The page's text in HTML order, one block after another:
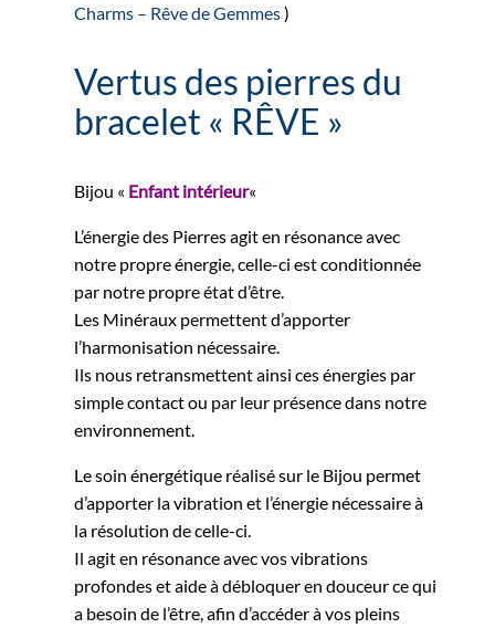
Charms – Rêve de Gemmes)
Vertus des pierres du
bracelet « RÊVE »
Bijou « Enfant intérieur«
L’énergie des Pierres agit en résonance avec
notre propre énergie, celle-ci est conditionnée
par notre propre état d’être.
Les Minéraux permettent d’apporter
l’harmonisation nécessaire.
Ils nous retransmettent ainsi ces énergies par
simple contact ou par leur présence dans notre
environnement.
Le soin énergétique réalisé sur le Bijou permet
d’apporter la vibration et l’énergie nécessaire à
la résolution de celle-ci.
Il agit en résonance avec vos vibrations
profondes et aide à débloquer en douceur ce qui
a besoin de l’être, afin d’accéder à vos pleins